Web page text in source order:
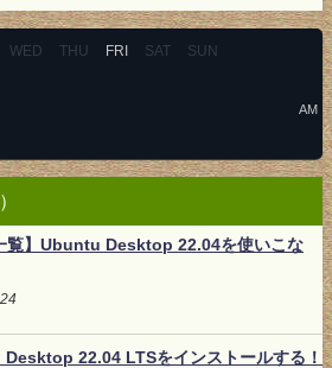
WED THU FRI SAT SUN
AM
覧】Ubuntu Desktop 22.04を使いこな
22.04 LTSをインストールする！